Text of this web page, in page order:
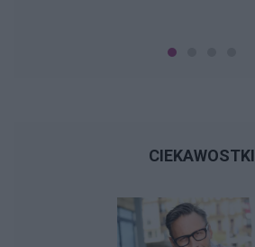
CIEKAWOSTKI